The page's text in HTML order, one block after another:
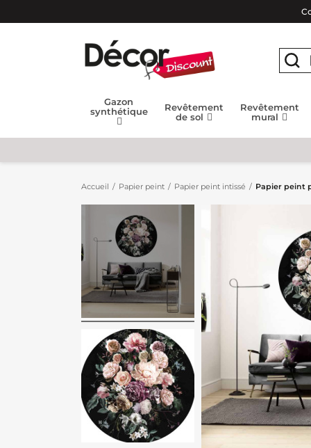
Gazon
synthétique
Revêtement
de sol
Revêtement
mural
Accueil Papier peint Papier peint intissé Papier peint